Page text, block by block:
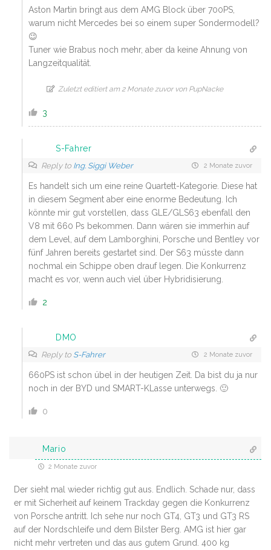
Aston Martin bringt aus dem AMG Block über 700PS,
warum nicht Mercedes bei so einem super Sondermodell?
😉
Tuner wie Brabus noch mehr, aber da keine Ahnung von
Langzeitqualität.
Zuletzt editiert am 2 Monate zuvor von PupNacke
3
S-Fahrer
Reply to Ing. Siggi Weber 2 Monate zuvor
Es handelt sich um eine reine Quartett-Kategorie. Diese hat
in diesem Segment aber eine enorme Bedeutung. Ich
könnte mir gut vorstellen, dass GLE/GLS63 ebenfall den
V8 mit 660 Ps bekommen. Dann wären sie immerhin auf
dem Level, auf dem Lamborghini, Porsche und Bentley vor
fünf Jahren bereits gestartet sind. Der S63 müsste dann
nochmal ein Schippe oben drauf legen. Die Konkurrenz
macht es vor, wenn auch viel über Hybridisierung.
2
DMO
Reply to S-Fahrer 2 Monate zuvor
660PS ist schon übel in der heutigen Zeit. Da bist du ja nur
noch in der BYD und SMART-KLasse unterwegs. 🙂
0
Mario
2 Monate zuvor
Der sieht mal wieder richtig gut aus. Endlich. Schade nur, dass
er mit Sicherheit auf keinem Trackday gegen die Konkurrenz
von Porsche antritt. Ich sehe nur noch GT4, GT3 und GT3 RS
auf der Nordschleife und dem Bilster Berg. AMG ist hier gar
nicht mehr vertreten und das aus gutem Grund. 400 kg